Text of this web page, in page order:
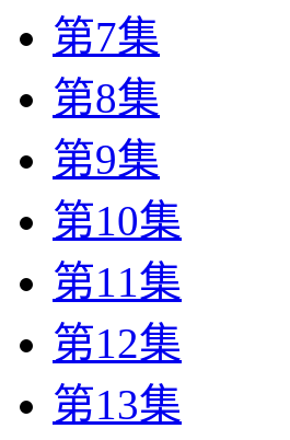
第7集
第8集
第9集
第10集
第11集
第12集
第13集